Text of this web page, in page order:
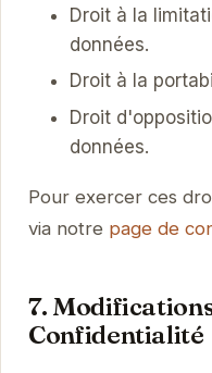
Droit à la
données.
Droit à la
Droit
données.
Pour exercer ces
via notre page de
7.
Confidentialité